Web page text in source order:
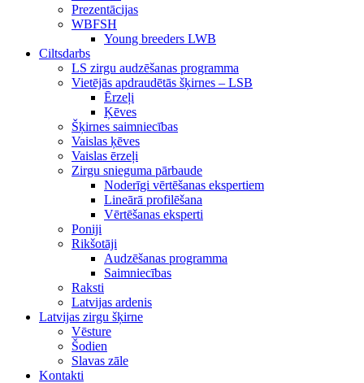
Prezentācijas
WBFSH
Young breeders LWB
Ciltsdarbs
LS zirgu audzēšanas programma
Vietējās apdraudētās šķirnes – LSB
Ērzeļi
Ķēves
Šķirnes saimniecības
Vaislas ķēves
Vaislas ērzeļi
Zirgu snieguma pārbaude
Noderīgi vērtēšanas ekspertiem
Lineārā profilēšana
Vērtēšanas eksperti
Poniji
Rikšotāji
Audzēšanas programma
Saimniecības
Raksti
Latvijas ardenis
Latvijas zirgu šķirne
Vēsture
Šodien
Slavas zāle
Kontakti